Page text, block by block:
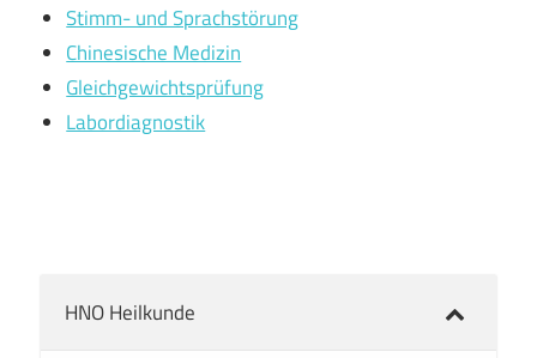
Stimm- und Sprachstörung
Chinesische Medizin
Gleichgewichtsprüfung
Labordiagnostik
HNO Heilkunde